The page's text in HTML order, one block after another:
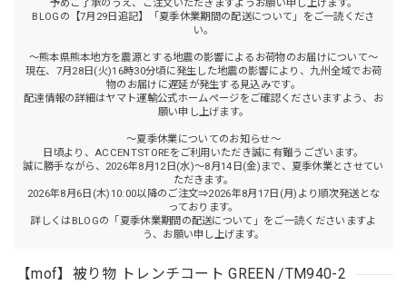
予めご了承のうえ、ご注文いただきますようお願い申し上げます。
BLOGの【7月29日追記】「夏季休業期間の配送について」をご一読くださ
い。
～熊本県熊本地方を震源とする地震の影響によるお荷物のお届けについて～
現在、7月28日(火)16時30分頃に発生した地震の影響により、九州全域でお荷
物のお届けに遅延が発生する見込みです。
配達情報の詳細はヤマト運輸公式ホームページをご確認くださいますよう、お
願い申し上げます。
～夏季休業についてのお知らせ～
日頃より、ACCENTSTOREをご利用いただき誠に有難うございます。
誠に勝手ながら、2026年8月12日(水)～8月14日(金)まで、夏季休業とさせてい
ただきます。
2026年8月6日(木)10:00以降のご注文⇒2026年8月17日(月)より順次発送とな
っております。
詳しくはBLOGの「夏季休業期間の配送について」をご一読くださいますよ
う、お願い申し上げます。
【mof】被り物 トレンチコート GREEN /TM940-2